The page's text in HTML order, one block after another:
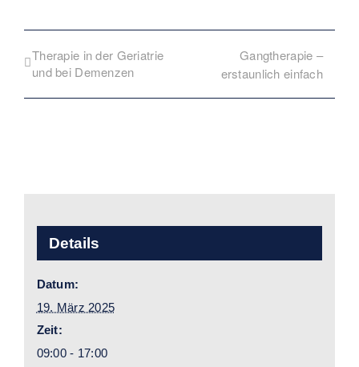
Therapie in der Geriatrie
und bei Demenzen
Gangtherapie –
erstaunlich einfach
Details
Datum:
19. März 2025
Zeit:
09:00 - 17:00